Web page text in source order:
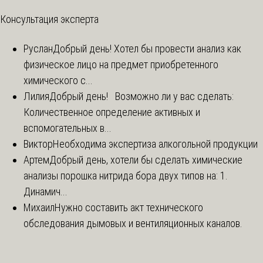
Консультация эксперта
РусланДобрый день! Хотел бы провести анализ как
физическое лицо на предмет приобретенного
химического с...
ЛилияДобрый день! Возможно ли у вас сделать:
Количественное определение активных и
вспомогательных в...
ВикторНеобходима экспертиза алкогольной продукции
АртемДобрый день, хотели бы сделать химические
анализы порошка нитрида бора двух типов на: 1.
Динамич...
МихаилНужно составить акт технического
обследования дымовых и вентиляционных каналов.